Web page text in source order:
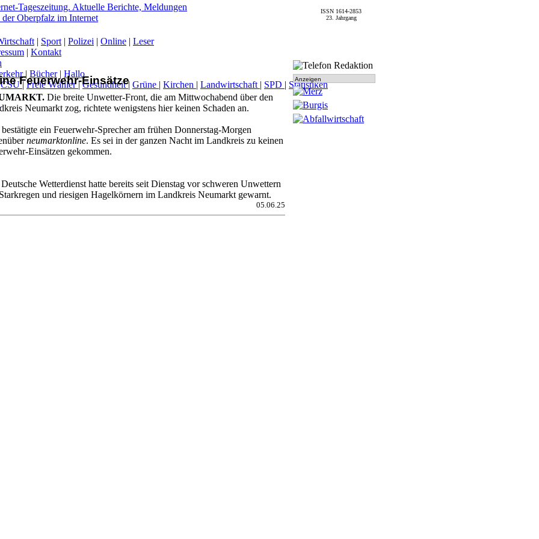
Feuerwehr-Einsätze
Die breite Unwetter-Front, die am Mittwochabend über den
Neumarkt zog, richtete wenigstens hier keinen Schaden an.
ein Feuerwehr-Sprecher am frühen Donnerstag-Morgen
neumarktonline. Es sei in der ganzen Nacht im Landkreis zu keinen
Einsätzen gekommen.
Wetterdienst hatte bereits seit Dienstag vor schweren Unwettern
und riesigen Hagelkörnern im Landkreis Neumarkt gewarnt.
05.06.25
Anzeigen
ISSN 1614-2853
23. Jahrgang
| Sport | Polizei | Online | Leser
| Kontakt
| Bücher| Hallo
CSU|Freie Wähler|Gesundheit| Grüne | Kirchen | Landwirtschaft | SPD | Statistiken